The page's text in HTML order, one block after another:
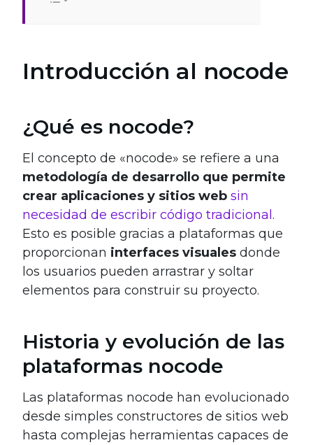
Introducción al nocode
¿Qué es nocode?
El concepto de «nocode» se refiere a una
metodología de desarrollo que permite
crear aplicaciones y sitios web sin
necesidad de escribir código tradicional.
Esto es posible gracias a plataformas que
proporcionan interfaces visuales donde
los usuarios pueden arrastrar y soltar
elementos para construir su proyecto.
Historia y evolución de las
plataformas nocode
Las plataformas nocode han evolucionado
desde simples constructores de sitios web
hasta complejas herramientas capaces de